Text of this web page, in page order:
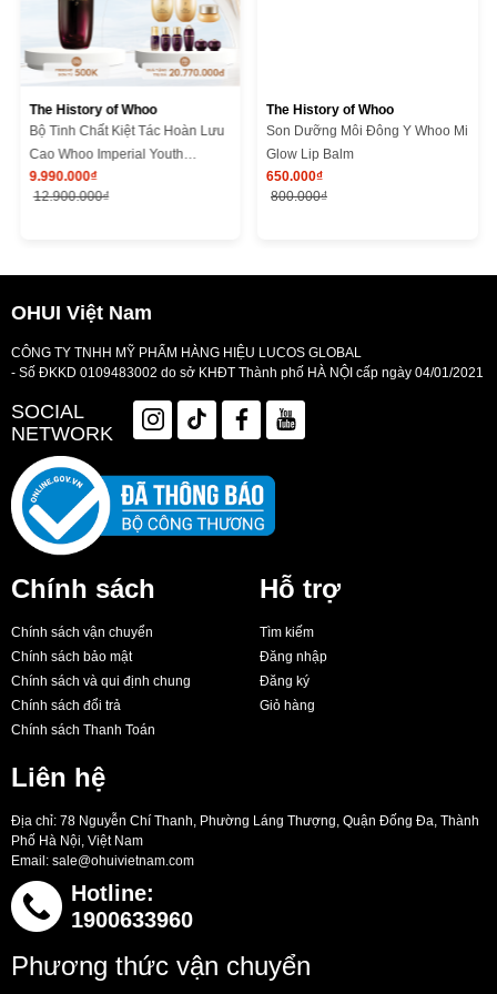
The History of Whoo
Bộ Tinh Chất Kiệt Tác Hoàn Lưu
Cao Whoo Imperial Youth
Recovery Serum Special Set
9.990.000₫
12.900.000₫
The History of Whoo
Son Dưỡng Môi Đông Y Whoo Mi
Glow Lip Balm
650.000₫
800.000₫
OHUI Việt Nam
CÔNG TY TNHH MỸ PHẨM HÀNG HIỆU LUCOS GLOBAL
- Số ĐKKD 0109483002 do sở KHĐT Thành phố HÀ NỘI cấp ngày 04/01/2021
SOCIAL
NETWORK
Chính sách
Chính sách vận chuyển
Chính sách bảo mật
Chính sách và qui định chung
Chính sách đổi trả
Chính sách Thanh Toán
Hỗ trợ
Tìm kiếm
Đăng nhập
Đăng ký
Giỏ hàng
Liên hệ
Địa chỉ: 78 Nguyễn Chí Thanh, Phường Láng Thượng, Quận Đống Đa, Thành
Phố Hà Nội, Việt Nam
Email: sale@ohuivietnam.com
Hotline:
1900633960
Phương thức vận chuyển